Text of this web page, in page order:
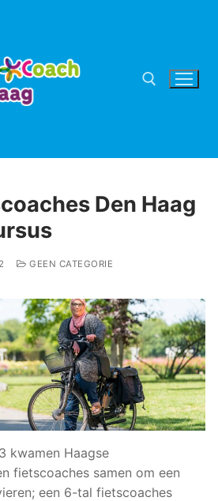
Den Haag
GEEN CATEGORIE
kwamen Haagse
fietscoaches samen om een
een 6-tal fietscoaches